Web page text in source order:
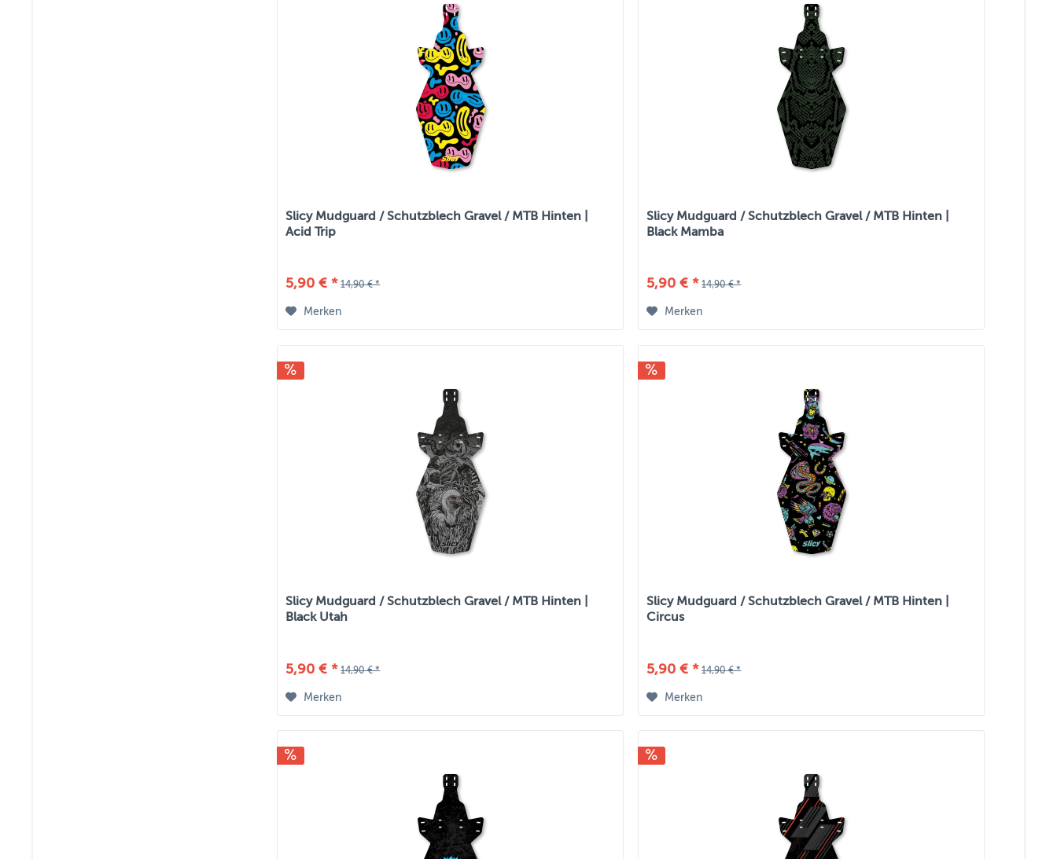
Slicy Mudguard / Schutzblech Gravel / MTB Hinten |
Acid Trip
5,90 € * 14,90 € *
Merken
Slicy Mudguard / Schutzblech Gravel / MTB Hinten |
Black Mamba
5,90 € * 14,90 € *
Merken
Slicy Mudguard / Schutzblech Gravel / MTB Hinten |
Black Utah
5,90 € * 14,90 € *
Merken
Slicy Mudguard / Schutzblech Gravel / MTB Hinten |
Circus
5,90 € * 14,90 € *
Merken